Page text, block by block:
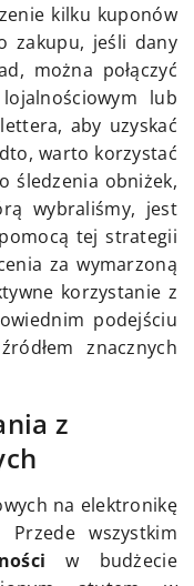
kilku kuponów
zakupu, jeśli dany
można połączyć
lub
aby uzyskać
warto korzystać
śledzenia obniżek,
wybraliśmy, jest
tej strategii
za wymarzoną
korzystanie z
podejściu
znacznych
z
na elektronikę
wszystkim
w budżecie